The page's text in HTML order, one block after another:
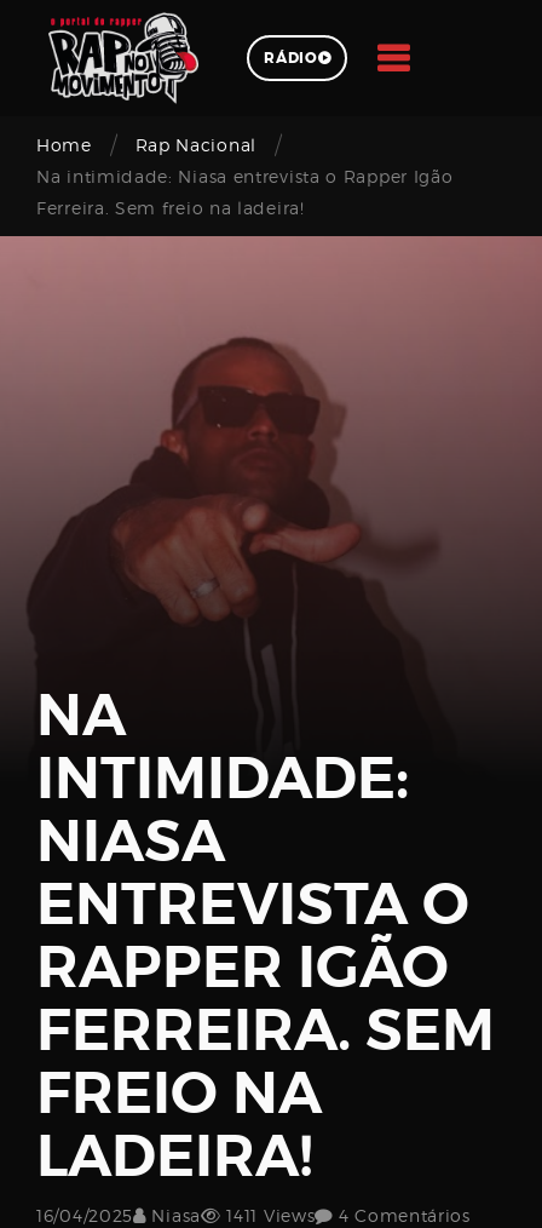
content
RÁDIO
Pesquisar
Remember
Register
Username
Password
Home / Rap Nacional /
Na intimidade: Niasa entrevista o Rapper Igão
Ferreira. Sem freio na ladeira!
NA
INTIMIDADE:
NIASA
ENTREVISTA O
RAPPER IGÃO
FERREIRA. SEM
FREIO NA
LADEIRA!
16/04/2025 Niasa 1411 Views 4 Comentários